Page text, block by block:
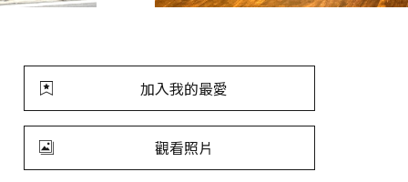
加入我的最愛
觀看照片